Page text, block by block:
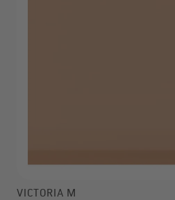
VICTORIA M